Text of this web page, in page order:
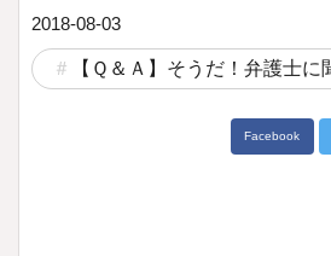
2018-08-03
【Ｑ＆Ａ】そうだ！弁護士に
Facebook